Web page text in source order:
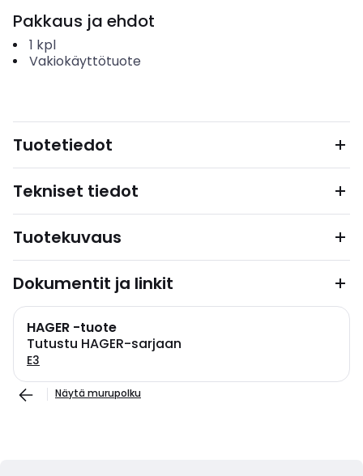
Pakkaus ja ehdot
1 kpl
Vakiokäyttötuote
Tuotetiedot
Tekniset tiedot
Tuotekuvaus
Dokumentit ja linkit
HAGER -tuote
Tutustu HAGER-sarjaan
E3
Näytä murupolku